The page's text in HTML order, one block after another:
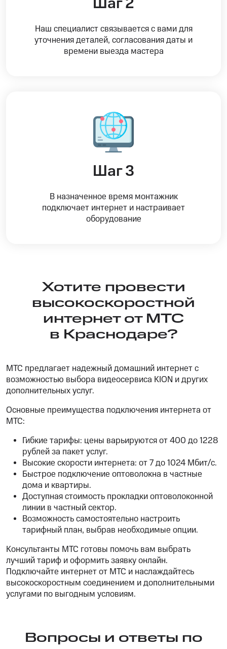
Шаг 2
Наш специалист связывается с вами для
уточнения деталей, согласования даты и
времени выезда мастера
Шаг 3
В назначенное время монтажник
подключает интернет и настраивает
оборудование
Хотите провести
высокоскоростной
интернет от МТС
в Краснодаре?
МТС предлагает надежный домашний интернет с
возможностью выбора видеосервиса KION и других
дополнительных услуг.
Основные преимущества подключения интернета от
МТС:
Гибкие тарифы: цены варьируются от 400 до 1228
рублей за пакет услуг.
Высокие скорости интернета: от 7 до 1024 Мбит/с.
Быстрое подключение оптоволокна в частные
дома и квартиры.
Доступная стоимость прокладки оптоволоконной
линии в частный сектор.
Возможность самостоятельно настроить
тарифный план, выбрав необходимые опции.
Консультанты МТС готовы помочь вам выбрать
лучший тариф и оформить заявку онлайн.
Подключайте интернет от МТС и наслаждайтесь
высокоскоростным соединением и дополнительными
услугами по выгодным условиям.
Вопросы и ответы по